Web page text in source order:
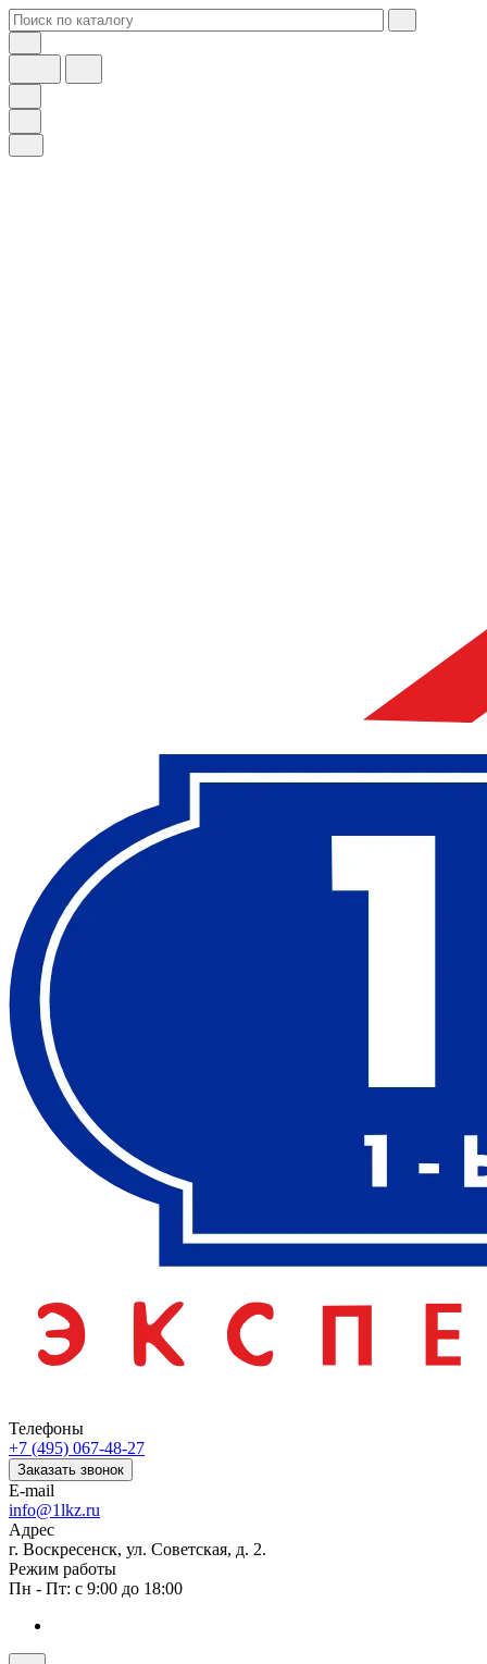
Телефоны
+7 (495) 067-48-27
Заказать звонок
E-mail
info@1lkz.ru
Адрес
г. Воскресенск, ул. Советская, д. 2.
Режим работы
Пн - Пт: с 9:00 до 18:00